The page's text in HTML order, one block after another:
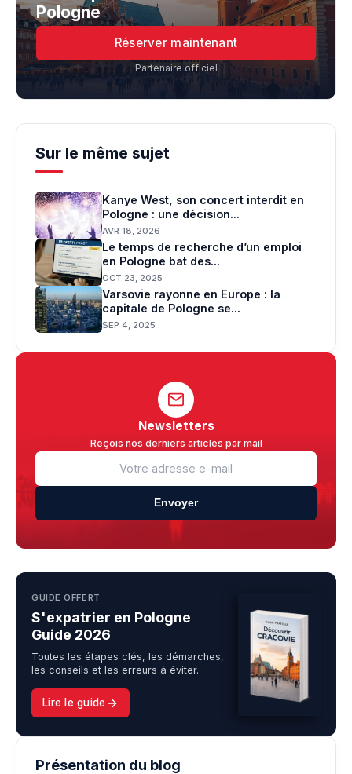
Pologne
Réserver maintenant
Partenaire officiel
Sur le même sujet
Kanye West, son concert interdit en
Pologne : une décision...
AVR 18, 2026
Le temps de recherche d’un emploi
en Pologne bat des...
OCT 23, 2025
Varsovie rayonne en Europe : la
capitale de Pologne se...
SEP 4, 2025
Newsletters
Reçois nos derniers articles par mail
Envoyer
GUIDE OFFERT
S'expatrier en Pologne
Guide 2026
Toutes les étapes clés, les démarches,
les conseils et les erreurs à éviter.
Lire le guide
Présentation du blog